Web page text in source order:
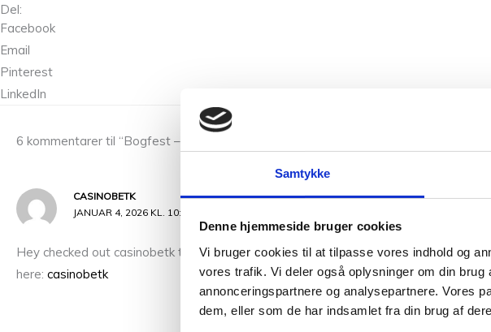
Samtykke
Denne hjemmeside bruger cookies
Vi bruger cookies til at tilpasse vores indhold og
vores trafik. Vi deler også oplysninger om din
annonceringspartnere og analysepartnere. Vores
dem, eller som de har indsamlet fra din brug af
Del:
Facebook
Email
Pinterest
LinkedIn
6 kommentarer til “Bogfest – Book Launch”
CASINOBETK
JANUAR 4, 2026 KL. 10:46 PM
Hey checked out casinobetk the other day! Pretty decent selection of games and
here: casinobetk